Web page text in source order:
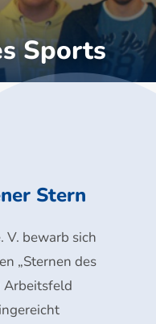
Sports
Stern
V. bewarb sich
„Sternen des
Arbeitsfeld